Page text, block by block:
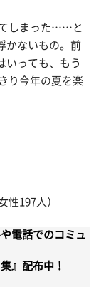
てしまった……と
かないもの。前
いっても、もう
り今年の夏を楽
性197人）
電話でのコミュ
』配布中！